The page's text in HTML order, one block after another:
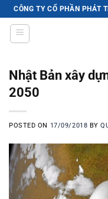
Skip
to
content
CÔNG TY CỔ PHẦN PHÁT
Nhật Bản xây
2050
POSTED ON 17/09/2018 BY